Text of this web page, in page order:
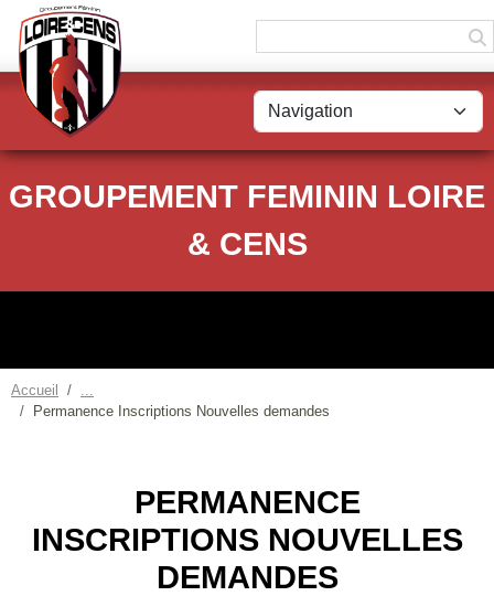
GROUPEMENT FEMININ LOIRE
& CENS
Accueil
Permanence Inscriptions Nouvelles demandes
PERMANENCE
INSCRIPTIONS NOUVELLES
DEMANDES
Panneau de gestion des cookies